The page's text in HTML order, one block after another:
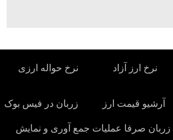
نرخ ارز آزاد نرخ حواله ارزی
آرشیو قیمت ارز زربان در فیس بوک
صرفا عملیات جمع آوری و نمایش